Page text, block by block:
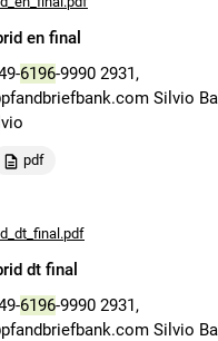
en final
6196-9990 2931,
Silvio
pdf
dt final
6196-9990 2931,
Silvio